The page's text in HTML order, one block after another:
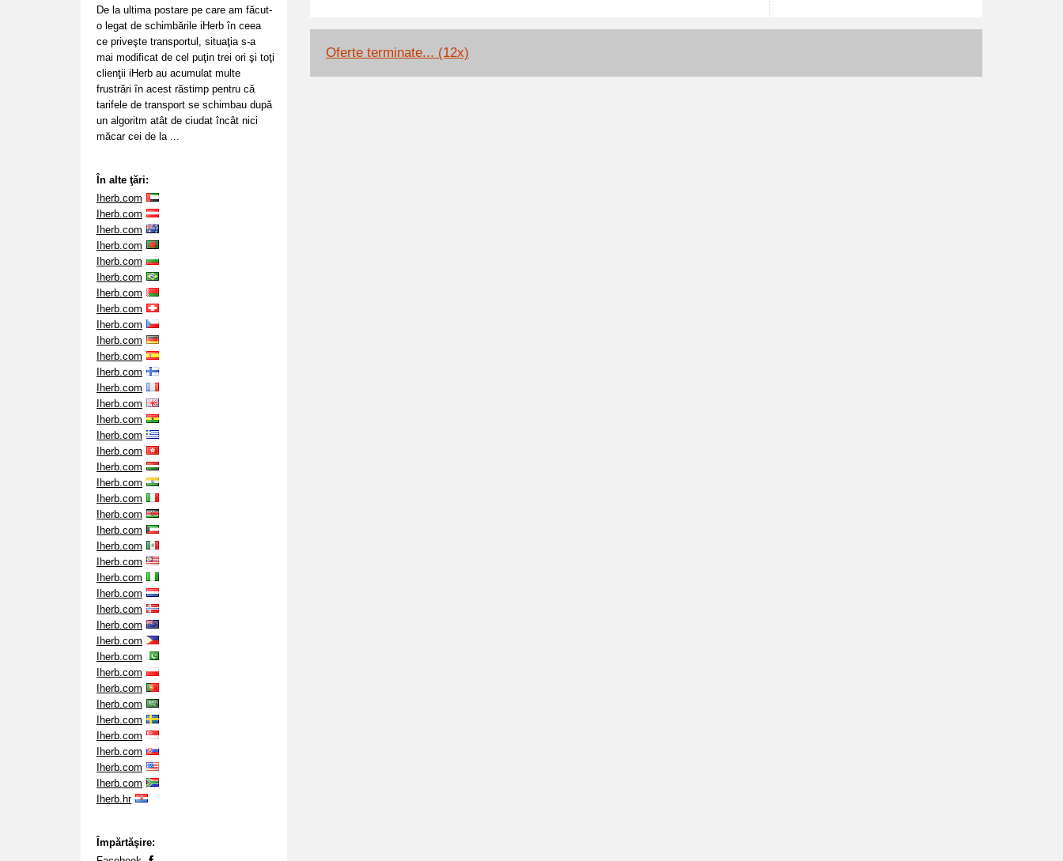
De la ultima postare pe care am făcut-
o legat de schimbările iHerb în ceea
ce priveşte transportul, situaţia s-a
mai modificat de cel puţin trei ori şi toţi
clienţii iHerb au acumulat multe
frustrări în acest răstimp pentru că
tarifele de transport se schimbau după
un algoritm atât de ciudat încât nici
măcar cei de la ...
În alte ţări:
Iherb.com
Iherb.com
Iherb.com
Iherb.com
Iherb.com
Iherb.com
Iherb.com
Iherb.com
Iherb.com
Iherb.com
Iherb.com
Iherb.com
Iherb.com
Iherb.com
Iherb.com
Iherb.com
Iherb.com
Iherb.com
Iherb.com
Iherb.com
Iherb.com
Iherb.com
Iherb.com
Iherb.com
Iherb.com
Iherb.com
Iherb.com
Iherb.com
Iherb.com
Iherb.com
Iherb.com
Iherb.com
Iherb.com
Iherb.com
Iherb.com
Iherb.com
Iherb.com
Iherb.com
Iherb.hr
Împărtăşire:
Oferte terminate... (12x)